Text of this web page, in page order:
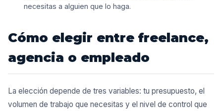
necesitas a alguien que lo haga.
Cómo elegir entre freelance,
agencia o empleado
La elección depende de tres variables: tu presupuesto, el
volumen de trabajo que necesitas y el nivel de control que